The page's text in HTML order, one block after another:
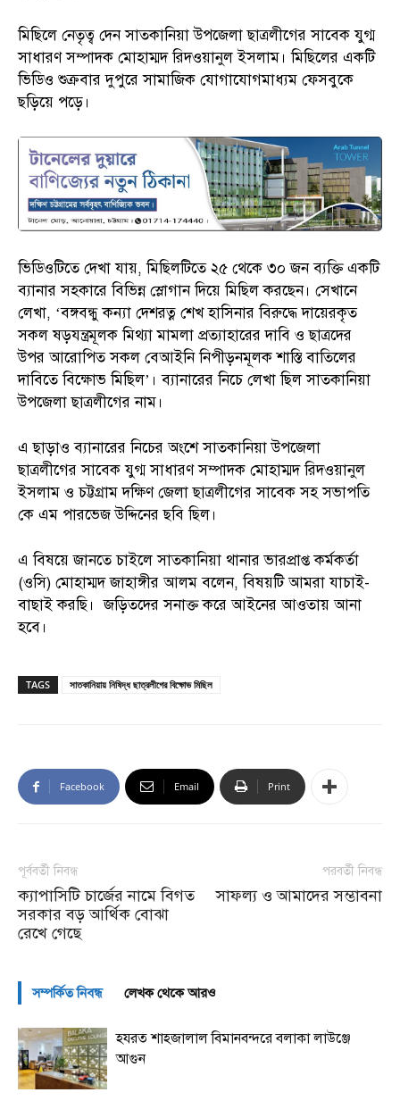
মিছিলে নেতৃত্ব দেন সাতকানিয়া উপজেলা ছাত্রলীগের সাবেক যুগ্ম
সাধারণ সম্পাদক মোহাম্মদ রিদওয়ানুল ইসলাম। মিছিলের একটি
ভিডিও শুক্রবার দুপুরে সামাজিক যোগাযোগমাধ্যম ফেসবুকে
ছড়িয়ে পড়ে।
ভিডিওটিতে দেখা যায়, মিছিলটিতে ২৫ থেকে ৩০ জন ব্যক্তি একটি
ব্যানার সহকারে বিভিন্ন স্লোগান দিয়ে মিছিল করছেন। সেখানে
লেখা, ‘বঙ্গবন্ধু কন্যা দেশরত্ন শেখ হাসিনার বিরুদ্ধে দায়েরকৃত
সকল ষড়যন্ত্রমূলক মিথ্যা মামলা প্রত্যাহারের দাবি ও ছাত্রদের
উপর আরোপিত সকল বেআইনি নিপীড়নমূলক শাস্তি বাতিলের
দাবিতে বিক্ষোভ মিছিল’। ব্যানারের নিচে লেখা ছিল সাতকানিয়া
উপজেলা ছাত্রলীগের নাম।
এ ছাড়াও ব্যানারের নিচের অংশে সাতকানিয়া উপজেলা
ছাত্রলীগের সাবেক যুগ্ম সাধারণ সম্পাদক মোহাম্মদ রিদওয়ানুল
ইসলাম ও চট্টগ্রাম দক্ষিণ জেলা ছাত্রলীগের সাবেক সহ সভাপতি
কে এম পারভেজ উদ্দিনের ছবি ছিল।
এ বিষয়ে জানতে চাইলে সাতকানিয়া থানার ভারপ্রাপ্ত কর্মকর্তা
(ওসি) মোহাম্মদ জাহাঙ্গীর আলম বলেন, বিষয়টি আমরা যাচাই-
বাছাই করছি। জড়িতদের সনাক্ত করে আইনের আওতায় আনা
হবে।
TAGS সাতকানিয়ায় নিষিদ্ধ ছাত্রলীগের বিক্ষোভ মিছিল
Facebook Email Print
পূর্ববর্তী নিবন্ধ
ক্যাপাসিটি চার্জের নামে বিগত
সরকার বড় আর্থিক বোঝা
রেখে গেছে
পরবর্তী নিবন্ধ
সাফল্য ও আমাদের সম্ভাবনা
সম্পর্কিত নিবন্ধ লেখক থেকে আরও
হযরত শাহজালাল বিমানবন্দরে বলাকা লাউঞ্জে
আগুন